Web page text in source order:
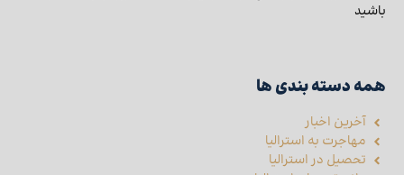
باشید
همه دسته بندی ها
آخرین اخبار
مهاجرت به استرالیا
تحصیل در استرالیا